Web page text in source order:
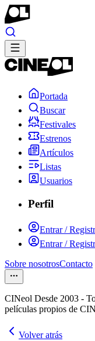
Portada
Buscar
Festivales
Estrenos
Artículos
Listas
Usuarios
Perfil
Entrar /
Entrar /
Sobre nosotrosContacto
CINeol Desde 2003 -
películas propios de
Volver atrás